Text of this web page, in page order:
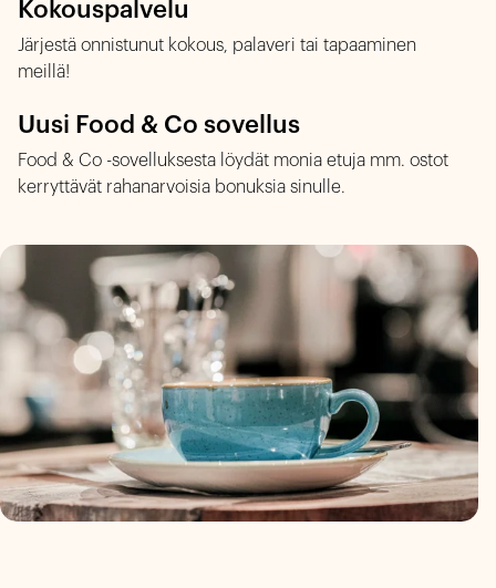
Kokouspalvelu
Järjestä onnistunut kokous, palaveri tai tapaaminen
meillä!
Uusi Food & Co sovellus
Food & Co -sovelluksesta löydät monia etuja mm. ostot
kerryttävät rahanarvoisia bonuksia sinulle.